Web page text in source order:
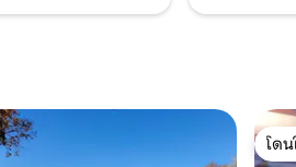
โด
โดน